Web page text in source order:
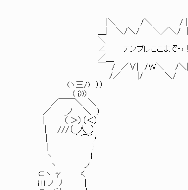
|＼ /＼ / |
＿| ＼/＼/ ＼／＼/ |∧
＼
∠ テンプレここまでっ
／＿ ＿
￣ / ／∨| /Ｗ＼ /＼|
/／ |/ ＼/ ＼| ィi〔:.:.:./
(ヽ三/) ）） ／:.:,:.:.:.:.:/ イ
( i))) 厶.イ
／￣￣＼ ＼ く |:.:.:.:.:厶 --
／ _ノ ＼ ） i:ヽ/ |:.:.:.:.:l/
| （ ＞）（＜） l:.<.
| ///（__人__）
| ｀ ⌒´ﾉ |:.:.:.:.ﾊ
| } ﾄ:.:.:.ゝｌ:.:.:.:|
ヽ } V:八:.:. ト --
ヽ ノ ＞ミ: :/
⊂ヽ γ く /}i:i:i: :
i !ｌ ノ ﾉ | ／ ヽ